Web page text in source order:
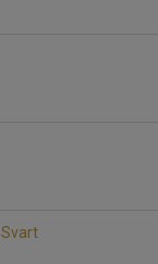
Svart